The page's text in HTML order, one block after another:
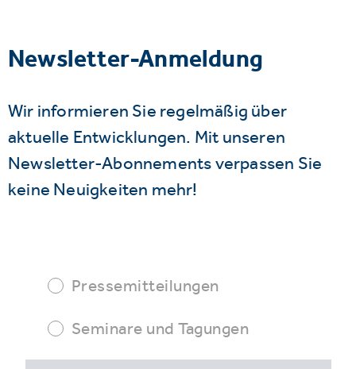
Newsletter-Anmeldung
Wir informieren Sie regelmäßig über
aktuelle Entwicklungen. Mit unseren
Newsletter-Abonnements verpassen Sie
keine Neuigkeiten mehr!
Pressemitteilungen
Seminare und Tagungen